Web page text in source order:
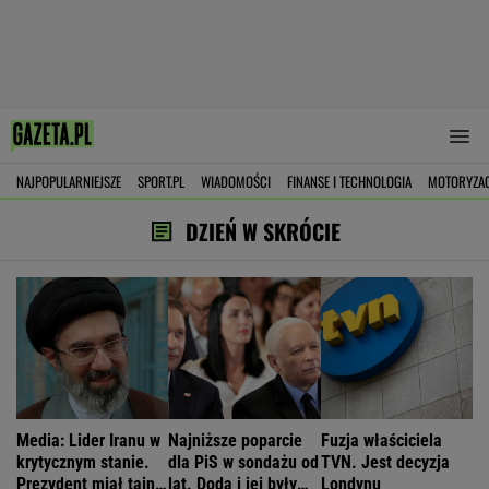
NAJPOPULARNIEJSZE SPORT.PL WIADOMOŚCI FINANSE I TECHNOLOGIA
DZIEŃ W SKRÓCIE
Media: Lider Iranu w
krytycznym stanie.
Prezydent miał tajne
Najniższe poparcie
dla PiS w sondażu od
lat. Doda i jej były
Fuzja właściciela
TVN. Jest decyzja
Londynu